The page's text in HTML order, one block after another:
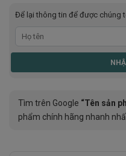
Để lại thông tin để được chúng
Tìm trên Google “Tên sản
phẩm chính hãng nhanh